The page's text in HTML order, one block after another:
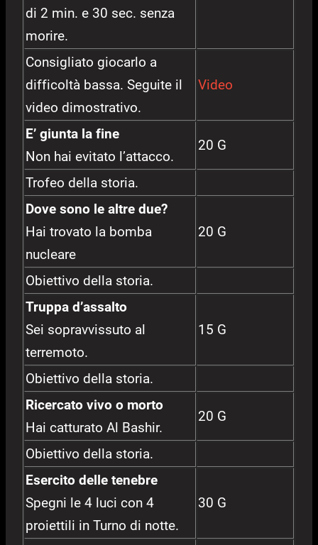
di 2 min. e 30 sec. senza
morire.
Consigliato giocarlo a
difficoltà bassa. Seguite il
video dimostrativo.
Video
E’ giunta la fine
Non hai evitato l’attacco.
20 G
Trofeo della storia.
Dove sono le altre due?
Hai trovato la bomba
nucleare
20 G
Obiettivo della storia.
Truppa d’assalto
Sei sopravvissuto al
terremoto.
15 G
Obiettivo della storia.
Ricercato vivo o morto
Hai catturato Al Bashir.
20 G
Obiettivo della storia.
Esercito delle tenebre
Spegni le 4 luci con 4
proiettili in Turno di notte.
30 G